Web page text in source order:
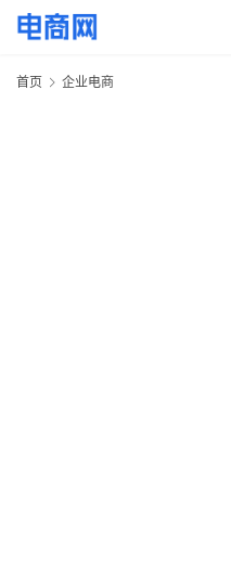
首页 企业电商